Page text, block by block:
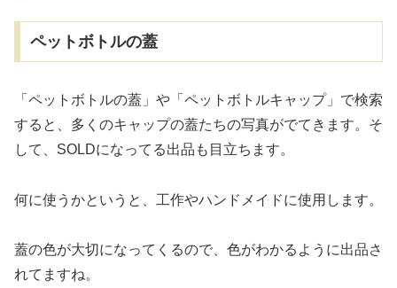
ペットボトルの蓋
「ペットボトルの蓋」や「ペットボトルキャップ」で検索
すると、多くのキャップの蓋たちの写真がでてきます。そ
して、SOLDになってる出品も目立ちます。
何に使うかというと、工作やハンドメイドに使用します。
蓋の色が大切になってくるので、色がわかるように出品さ
れてますね。